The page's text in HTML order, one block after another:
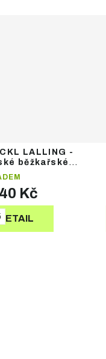
LALLING -
běžkařské
Kč